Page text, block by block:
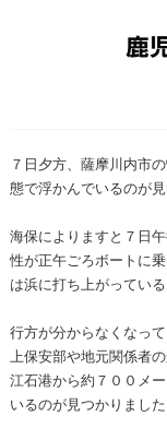
７日夕方、薩摩川内市
態で浮かんでいるのが
海保によりますと７日
性が正午ごろボートに
は浜に打ち上がってい
行方が分からなくなっ
上保安部や地元関係者
江石港から約７００メ
いるのが見つかりました